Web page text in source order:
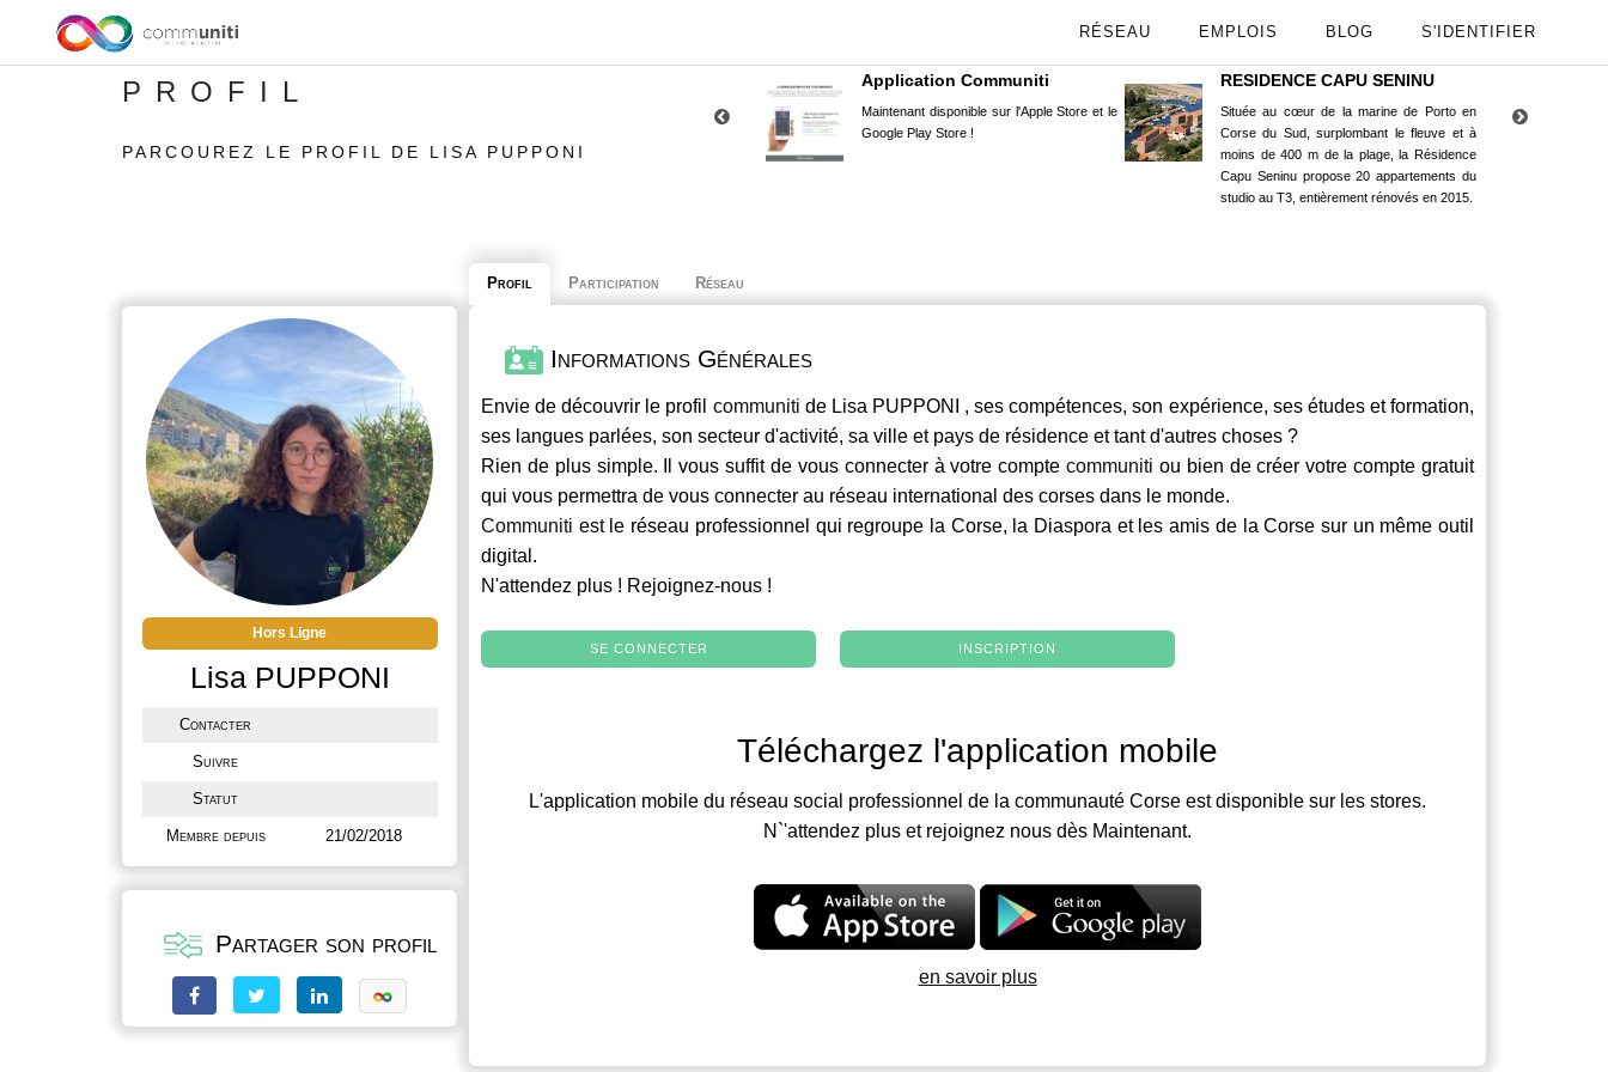
RÉSEAU EMPLOIS BLOG S'IDENTIFIER
PROFIL
PARCOUREZ LE PROFIL DE LISA PUPPONI
Application Communiti
Maintenant disponible sur l'Apple Store et le
Google Play Store !
RESIDENCE CAPU SENINU
Située au cœur de la marine de Porto en
Corse du Sud, surplombant le fleuve et à
moins de 400 m de la plage, la Résidence
Capu Seninu propose 20 appartements du
studio au T3, entièrement rénovés en 2015.
Hors Ligne
Lisa PUPPONI
Contacter
Suivre
Statut
Membre depuis 21/02/2018
Partager son profil
Profil Participation Réseau
Informations Générales
Envie de découvrir le profil communiti de Lisa PUPPONI , ses compétences, son expérience, ses études et formation,
ses langues parlées, son secteur d'activité, sa ville et pays de résidence et tant d'autres choses ?
Rien de plus simple. Il vous suffit de vous connecter à votre comptecommuniti ou bien de créer votre compte gratuit
qui vous permettra de vous connecter au réseau international des corses dans le monde.
Communiti est le réseau professionnel qui regroupe la Corse, la Diaspora et les amis de la Corse sur un même outil
digital.
N'attendez plus ! Rejoignez-nous !
SE CONNECTER INSCRIPTION
Téléchargez l'application mobile
L'application mobile du réseau social professionnel de la communauté Corse est disponible sur les stores.
N`'attendez plus et rejoignez nous dès Maintenant.
en savoir plus